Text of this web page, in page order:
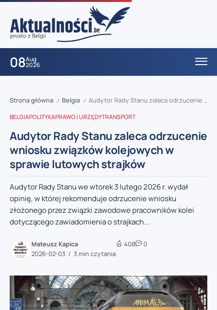
08Aug
2026
Strona główna / Belgia / Audytor Rady Stanu zaleca odrzucenie wniosku związków kolejowych w sprawie lutowych strajków
BELGIAPOLITYKAPRAWO I URZĘDYTRANSPORT
Audytor Rady Stanu zaleca odrzucenie
wniosku związków kolejowych w
sprawie lutowych strajków
Audytor Rady Stanu we wtorek 3 lutego 2026 r. wydał
opinię, w której rekomenduje odrzucenie wniosku
złożonego przez związki zawodowe pracowników kolei
dotyczącego zawiadomienia o strajkach...
Mateusz Kapica
2026-02-03
3 min czytania
408 0